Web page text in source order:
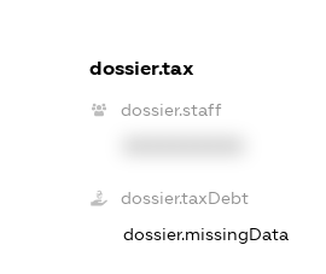
dossier.tax
dossier.staff
dossier.taxDebt
dossier.missingData